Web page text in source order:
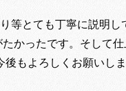
等とても丁寧に説明
かったです。そして
もよろしくお願いしま